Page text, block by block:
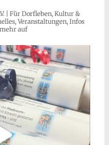
| Für Dorfleben, Kultur &
Veranstaltungen, Infos
auf